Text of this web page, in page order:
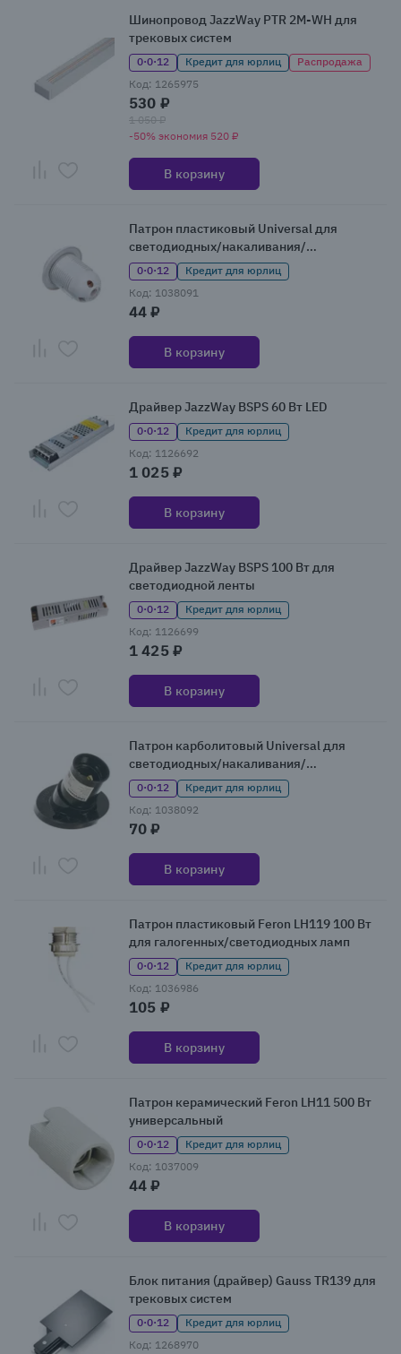
Шинопровод JazzWay PTR 2M-WH для
трековых систем
0·0·12 Кредит для юрлиц
Распродажа
Код: 1265975
530 ₽
1 050 ₽
-50% экономия 520 ₽
В корзину
Патрон пластиковый Universal для
светодиодных/накаливания/
энергосберегающих ламп
0·0·12
Кредит для юрлиц
Код: 1038091
44 ₽
В корзину
Драйвер JazzWay BSPS 60 Вт LED
0·0·12
Кредит для юрлиц
Код: 1126692
1 025 ₽
В корзину
Драйвер JazzWay BSPS 100 Вт для
светодиодной ленты
0·0·12
Кредит для юрлиц
Код: 1126699
1 425 ₽
В корзину
Патрон карболитовый Universal для
светодиодных/накаливания/
энергосберегающих ламп
0·0·12
Кредит для юрлиц
Код: 1038092
70 ₽
В корзину
Патрон пластиковый Feron LH119 100 Вт
для галогенных/светодиодных ламп
0·0·12
Кредит для юрлиц
Код: 1036986
105 ₽
В корзину
Патрон керамический Feron LH11 500 Вт
универсальный
0·0·12
Кредит для юрлиц
Код: 1037009
44 ₽
В корзину
Блок питания (драйвер) Gauss TR139 для
трековых систем
0·0·12
Кредит для юрлиц
Код: 1268970